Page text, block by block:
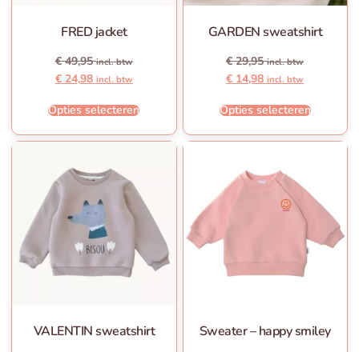
FRED jacket
€49,95 incl. btw
€24,98 incl. btw
Opties selecteren
GARDEN sweatshirt
€29,95 incl. btw
€ 14,98 incl. btw
Opties selecteren
VALENTIN sweatshirt Sweater – happy smiley